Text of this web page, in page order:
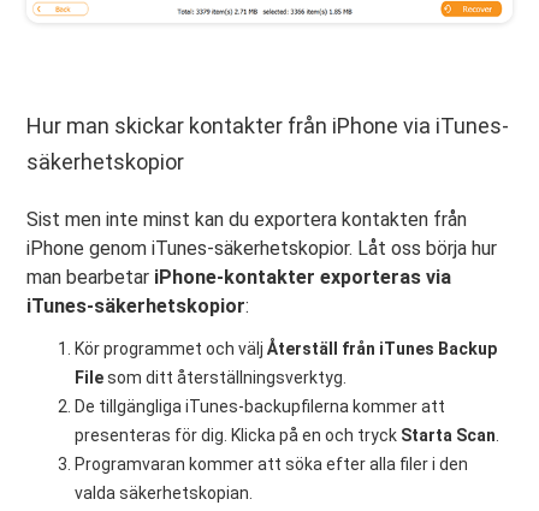
Hur man skickar kontakter från iPhone via iTunes-
säkerhetskopior
Sist men inte minst kan du exportera kontakten från
iPhone genom iTunes-säkerhetskopior. Låt oss börja hur
man bearbetar iPhone-kontakter exporteras via
iTunes-säkerhetskopior:
Kör programmet och väljÅterställ från iTunes Backup
Filesom ditt återställningsverktyg.
De tillgängliga iTunes-backupfilerna kommer att
presenteras för dig. Klicka på en och tryck Starta Scan.
Programvaran kommer att söka efter alla filer i den
valda säkerhetskopian.